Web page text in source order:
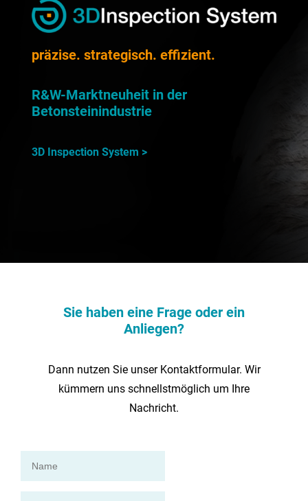
präzise. strategisch. effizient.
R&W-Marktneuheit in der
Betonsteinindustrie
3D Inspection System >
Sie haben eine Frage oder ein
Anliegen?
Dann nutzen Sie unser Kontaktformular. Wir
kümmern uns schnellstmöglich um Ihre
Nachricht.